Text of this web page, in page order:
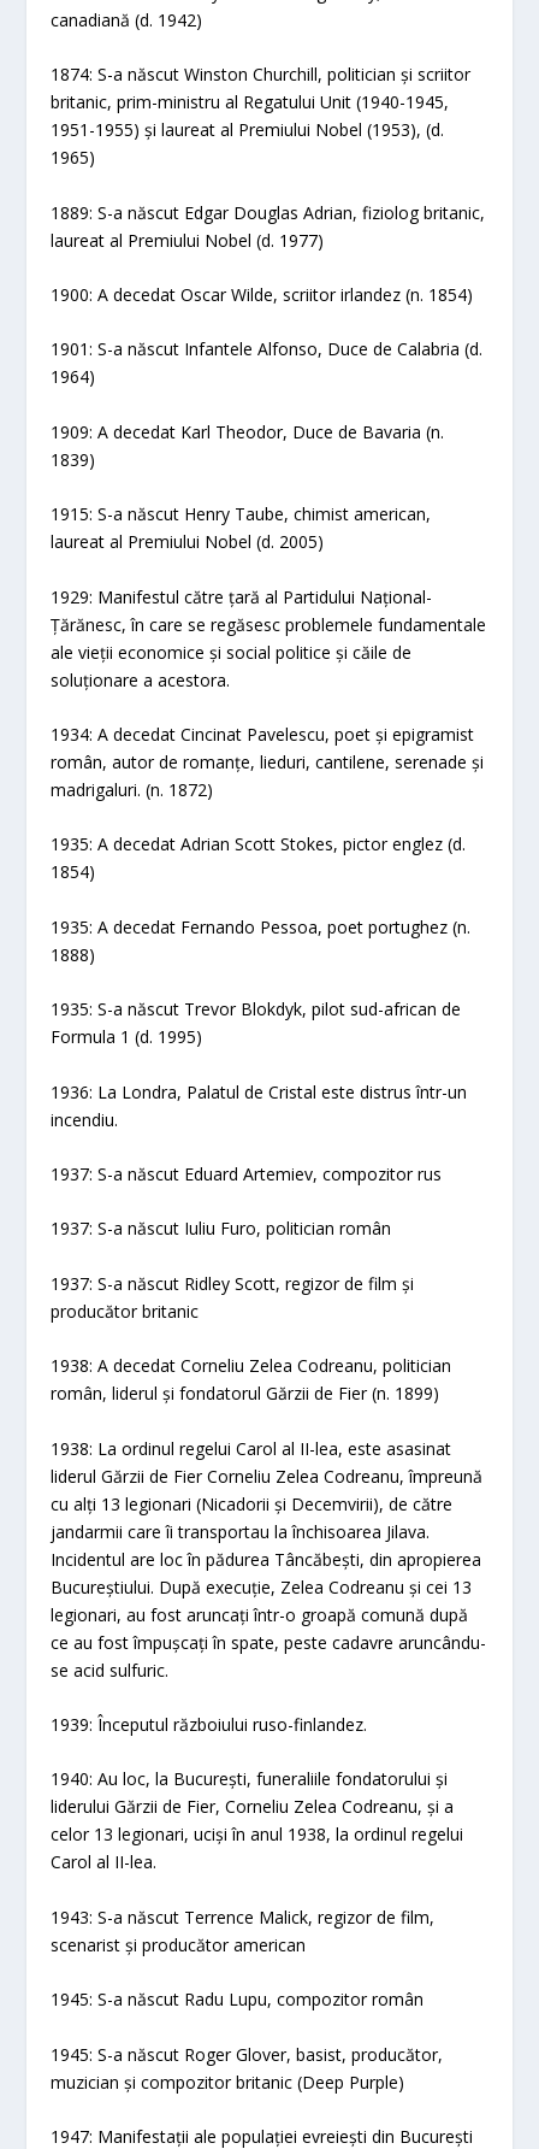
canadiană (d. 1942)
1874: S-a născut Winston Churchill, politician și scriitor
britanic, prim-ministru al Regatului Unit (1940-1945,
1951-1955) și laureat al Premiului Nobel (1953), (d.
1965)
1889: S-a născut Edgar Douglas Adrian, fiziolog britanic,
laureat al Premiului Nobel (d. 1977)
1900: A decedat Oscar Wilde, scriitor irlandez (n. 1854)
1901: S-a născut Infantele Alfonso, Duce de Calabria (d.
1964)
1909: A decedat Karl Theodor, Duce de Bavaria (n.
1839)
1915: S-a născut Henry Taube, chimist american,
laureat al Premiului Nobel (d. 2005)
1929: Manifestul către țară al Partidului Național-
Țărănesc, în care se regăsesc problemele fundamentale
ale vieții economice și social politice și căile de
soluționare a acestora.
1934: A decedat Cincinat Pavelescu, poet și epigramist
român, autor de romanțe, lieduri, cantilene, serenade și
madrigaluri. (n. 1872)
1935: A decedat Adrian Scott Stokes, pictor englez (d.
1854)
1935: A decedat Fernando Pessoa, poet portughez (n.
1888)
1935: S-a născut Trevor Blokdyk, pilot sud-african de
Formula 1 (d. 1995)
1936: La Londra, Palatul de Cristal este distrus într-un
incendiu.
1937: S-a născut Eduard Artemiev, compozitor rus
1937: S-a născut Iuliu Furo, politician român
1937: S-a născut Ridley Scott, regizor de film și
producător britanic
1938: A decedat Corneliu Zelea Codreanu, politician
român, liderul și fondatorul Gărzii de Fier (n. 1899)
1938: La ordinul regelui Carol al II-lea, este asasinat
liderul Gărzii de Fier Corneliu Zelea Codreanu, împreună
cu alți 13 legionari (Nicadorii și Decemvirii), de către
jandarmii care îi transportau la închisoarea Jilava.
Incidentul are loc în pădurea Tâncăbești, din apropierea
Bucureștiului. După execuție, Zelea Codreanu și cei 13
legionari, au fost aruncați într-o groapă comună după
ce au fost împușcați în spate, peste cadavre aruncându-
se acid sulfuric.
1939: Începutul războiului ruso-finlandez.
1940: Au loc, la București, funeraliile fondatorului și
liderului Gărzii de Fier, Corneliu Zelea Codreanu, și a
celor 13 legionari, uciși în anul 1938, la ordinul regelui
Carol al II-lea.
1943: S-a născut Terrence Malick, regizor de film,
scenarist și producător american
1945: S-a născut Radu Lupu, compozitor român
1945: S-a născut Roger Glover, basist, producător,
muzician și compozitor britanic (Deep Purple)
1947: Manifestații ale populației evreiești din București